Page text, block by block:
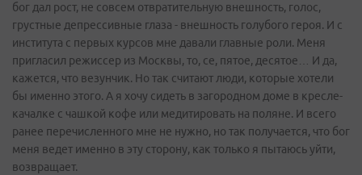
бог дал рост, не совсем отвратительную внешность, голос,
грустные депрессивные глаза - внешность голубого героя. И с
института с первых курсов мне давали главные роли. Меня
пригласил режиссер из Москвы, то, се, пятое, десятое… И да,
кажется, что везунчик. Но так считают люди, которые хотели
бы именно этого. А я хочу сидеть в загородном доме в кресле-
качалке с чашкой кофе или медитировать на поляне. И всего
ранее перечисленного мне не нужно, но так получается, что бог
меня ведет именно в эту сторону, как только я пытаюсь уйти,
возвращает.